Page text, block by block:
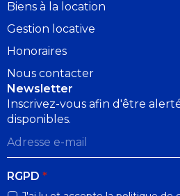
Biens à la location
Gestion locative
Honoraires
Nous contacter
Newsletter
Inscrivez-vous afin d'être
disponibles.
e-
RGPD *